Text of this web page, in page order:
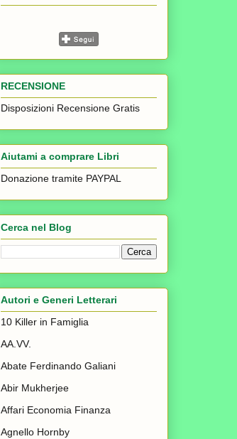
RECENSIONE
Disposizioni Recensione Gratis
Aiutami a comprare Libri
Donazione tramite PAYPAL
Cerca nel Blog
Autori e Generi Letterari
10 Killer in Famiglia
AA.VV.
Abate Ferdinando Galiani
Abir Mukherjee
Affari Economia Finanza
Agnello Hornby